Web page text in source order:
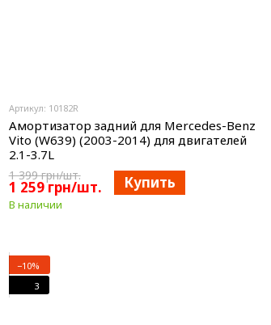
Артикул: 10182R
Амортизатор задний для Mercedes-Benz
Vito (W639) (2003-2014) для двигателей
2.1-3.7L
1 399 грн/шт.
1 259 грн/шт. Купить
В наличии
−10%
3